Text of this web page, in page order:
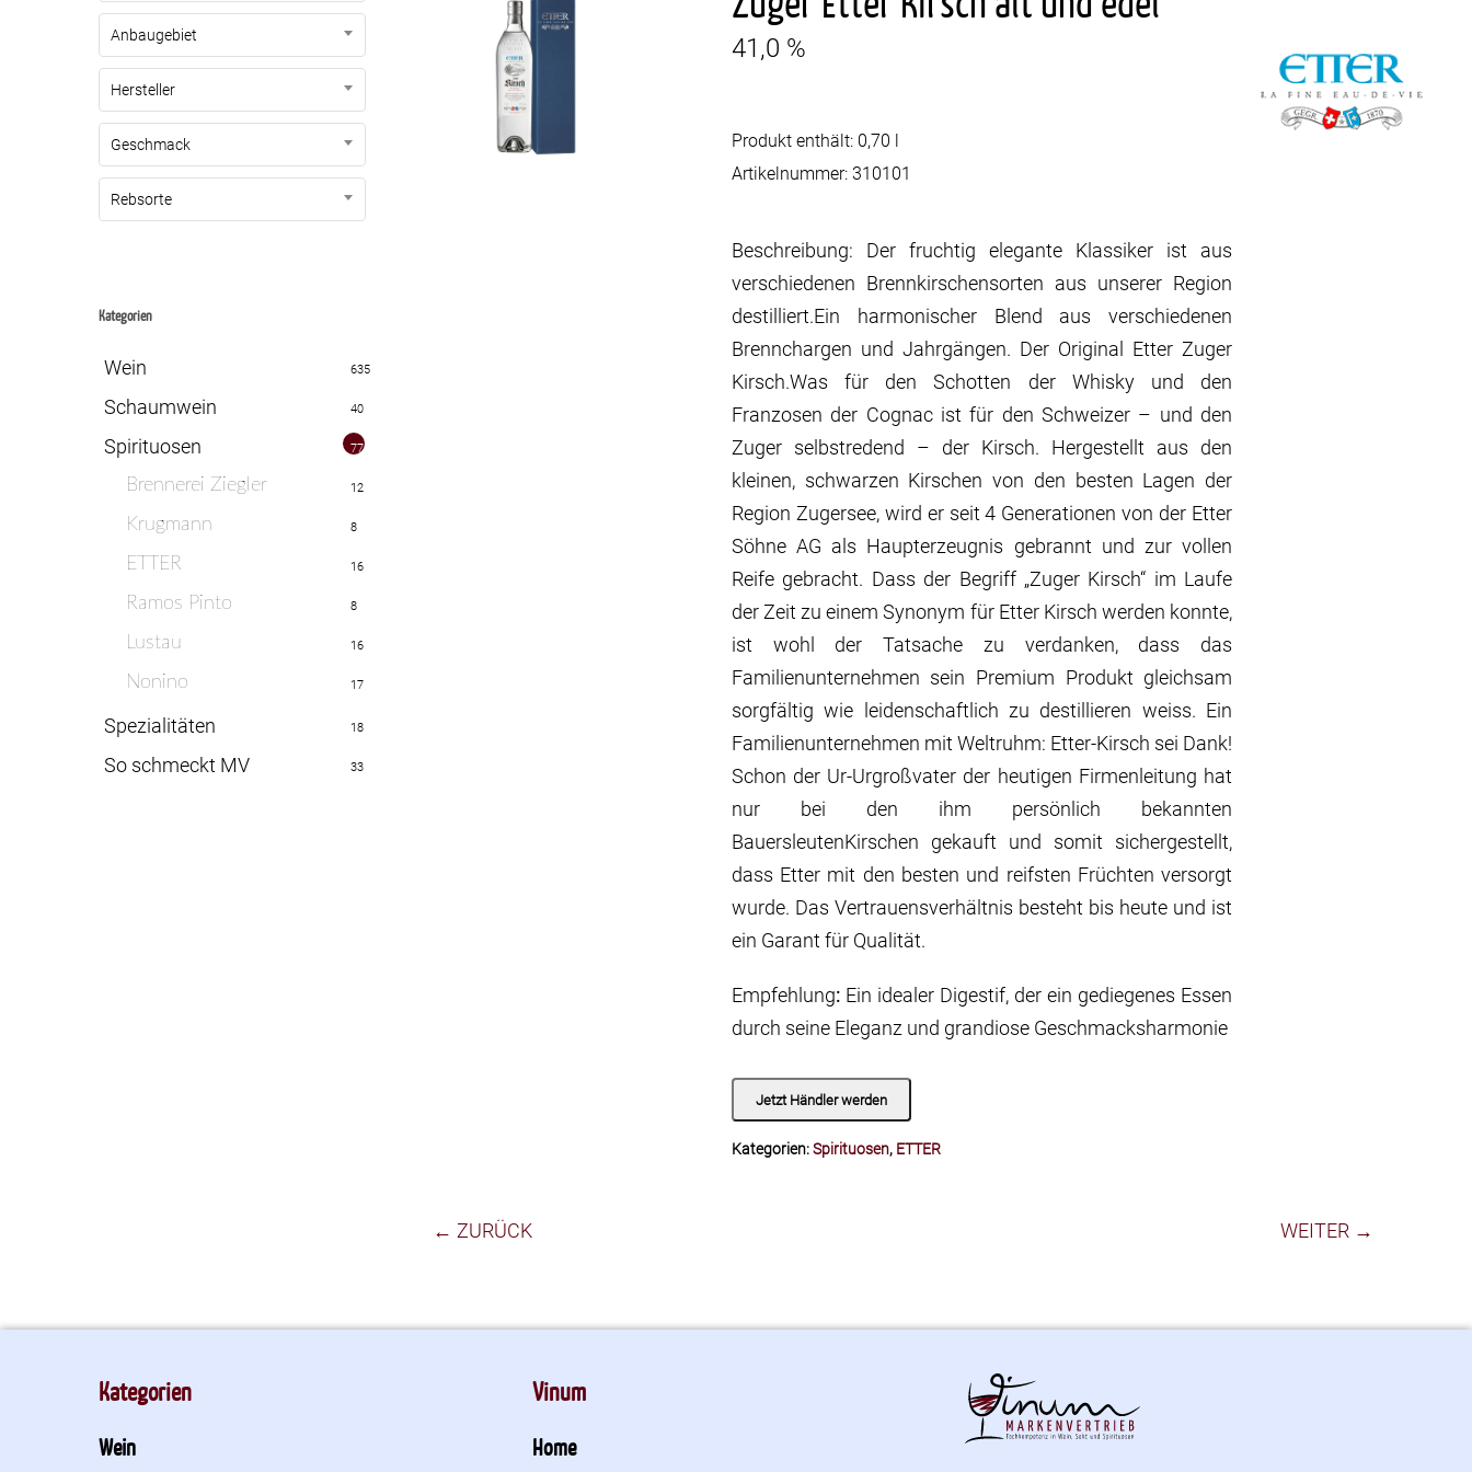
Anbaugebiet
Hersteller
Geschmack
Rebsorte
Kategorien
Wein 635
Schaumwein 40
Spirituosen 77
Brennerei Ziegler 12
Krugmann 8
ETTER 16
Ramos Pinto 8
Lustau 16
Nonino 17
Spezialitäten 18
So schmeckt MV 33
41,0 %
Produkt enthält: 0,70
Artikelnummer:310101
Beschreibung: Der fruchtig elegante Klassiker ist aus
verschiedenen Brennkirschensorten aus unserer Region
destilliert.Ein harmonischer Blend aus verschiedenen
Brennchargen und Jahrgängen. Der Original Etter Zuger
Kirsch.Was für den Schotten der Whisky und den
Franzosen der Cognac ist für den Schweizer – und den
Zuger selbstredend – der Kirsch. Hergestellt aus den
kleinen, schwarzen Kirschen von den besten Lagen der
Region Zugersee, wird er seit 4 Generationen von der Etter
Söhne AG als Haupterzeugnis gebrannt und zur vollen
Reife gebracht. Dass der Begriff „Zuger Kirsch“ im Laufe
der Zeit zu einem Synonym für Etter Kirsch werden konnte,
ist wohl der Tatsache zu verdanken, dass das
Familienunternehmen sein Premium Produkt gleichsam
sorgfältig wie leidenschaftlich zu destillieren weiss. Ein
Familienunternehmen mit Weltruhm: Etter-Kirsch sei Dank!
Schon der Ur-Urgroßvater der heutigen Firmenleitung hat
nur bei den ihm persönlich bekannten
BauersleutenKirschen gekauft und somit sichergestellt,
dass Etter mit den besten und reifsten Früchten versorgt
wurde. Das Vertrauensverhältnis besteht bis heute und ist
ein Garant für Qualität.
Empfehlung: Ein idealer Digestif, der ein gediegenes Essen
durch seine Eleganz und grandiose Geschmacksharmonie
Jetzt Händler werden
Kategorien:Spirituosen, ETTER
← ZURÜCK WEITER →
Kategorien
Wein
Vinum
Home